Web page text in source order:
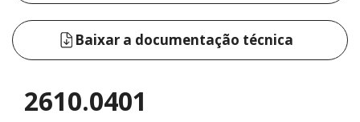
Baixar a documentação técnica
2610.0401